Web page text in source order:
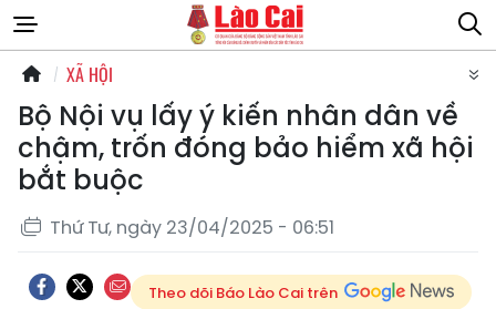
XÃ HỘI
Bộ Nội vụ lấy ý kiến nhân dân về
chậm, trốn đóng bảo hiểm xã hội
bắt buộc
Thứ Tư, ngày 23/04/2025 - 06:51
Theo dõi Báo Lào Cai trên